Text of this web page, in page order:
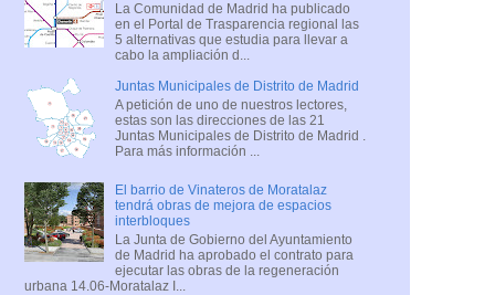
La Comunidad de Madrid ha publicado
en el Portal de Trasparencia regional las
5 alternativas que estudia para llevar a
cabo la ampliación d...
Juntas Municipales de Distrito de Madrid
A petición de uno de nuestros lectores,
estas son las direcciones de las 21
Juntas Municipales de Distrito de Madrid .
Para más información ...
El barrio de Vinateros de Moratalaz
tendrá obras de mejora de espacios
interbloques
La Junta de Gobierno del Ayuntamiento
de Madrid ha aprobado el contrato para
ejecutar las obras de la regeneración
urbana 14.06-Moratalaz I...